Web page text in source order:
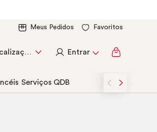
Meus Pedidos Favoritos
Informar localização Entrar
Serviços QDB